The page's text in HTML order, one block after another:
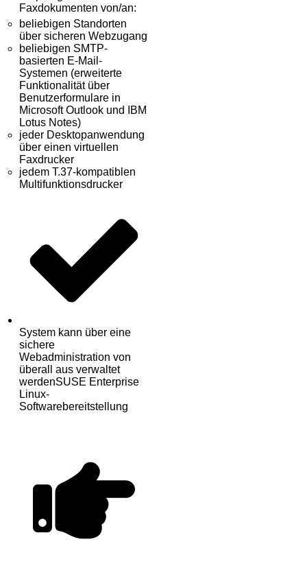
Faxdokumenten von/an:
beliebigen Standorten
über sicheren Webzugang
beliebigen SMTP-
basierten E-Mail-
Systemen (erweiterte
Funktionalität über
Benutzerformulare in
Microsoft Outlook und IBM
Lotus Notes)
jeder Desktopanwendung
über einen virtuellen
Faxdrucker
jedem T.37-kompatiblen
Multifunktionsdrucker
System kann über eine
sichere
Webadministration von
überall aus verwaltet
werdenSUSE Enterprise
Linux-
Softwarebereitstellung